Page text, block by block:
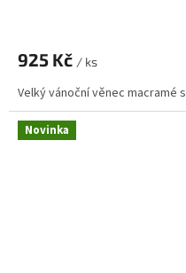
925 Kč / ks
Velký vánoční věnec macramé
Novinka